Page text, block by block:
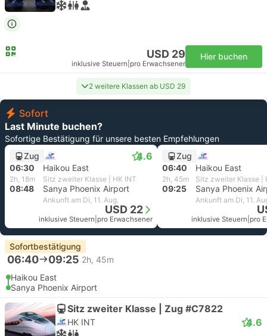
USD 29
inklusive Steuern pro Erwachsener
Hier buchen
2 weitere Klassen ab USD 29
Sofort
Last Minute buchen?
Sofortige Bestätigung für unsere besten Empfehlungen
Zug
4.6
06:30 Haikou East
2h, 18m Sitz zweiter Klasse | HK INT
08:48 Sanya Phoenix Airport
Ankunft am Di, 11. Aug.
USD 22
inklusive Steuern pro Erwachsener
Zug
06:40
Haikou East
2h, 45m Sitz zweiter Klasse |
09:25 Sanya Phoenix
Ankunft am Di, 11.
inklusive Steuern pro
Sofortbestätigung
06:40 09:25 2h, 45m
Haikou East
Sanya Phoenix Airport
Sitz zweiter Klasse | Zug #C7822
HK INT 4.6